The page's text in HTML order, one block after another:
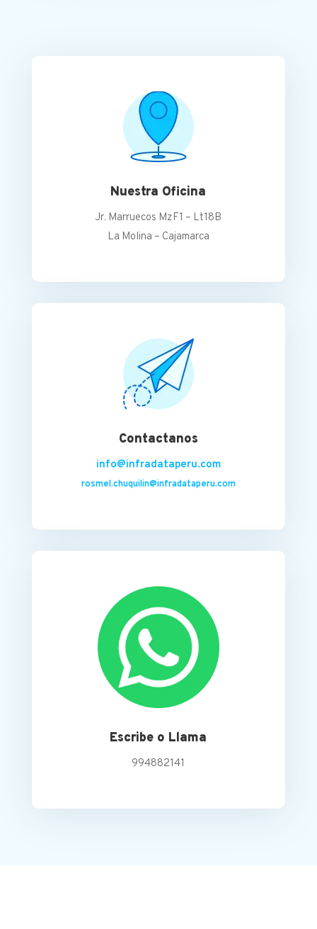
Nuestra Oficina
Jr. Marruecos MzF1 – Lt18B
La Molina – Cajamarca
Contactanos
info@infradataperu.com
rosmel.chuquilin@infradataperu.com
Escribe o Llama
994882141